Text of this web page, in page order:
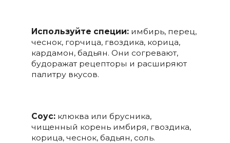
Используйте специи:имбирь, перец,
чеснок, горчица, гвоздика, корица,
кардамон, бадьян. Они согревают,
будоражат рецепторы и расширяют
палитру вкусов.
Соус:клюква или брусника,
чищенный корень имбиря, гвоздика,
корица, чеснок, бадьян, соль.